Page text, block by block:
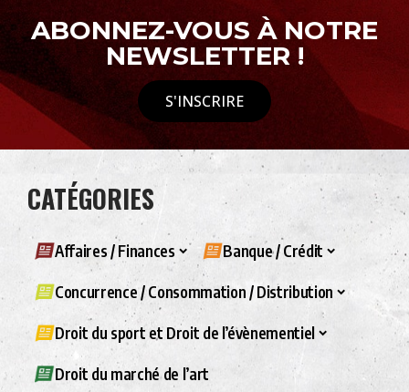
ABONNEZ-VOUS À NOTRE
NEWSLETTER !
S'INSCRIRE
CATÉGORIES
Affaires / Finances Banque / Crédit
Concurrence / Consommation / Distribution
Droit du sport et Droit de l’évènementiel
Droit du marché de l’art